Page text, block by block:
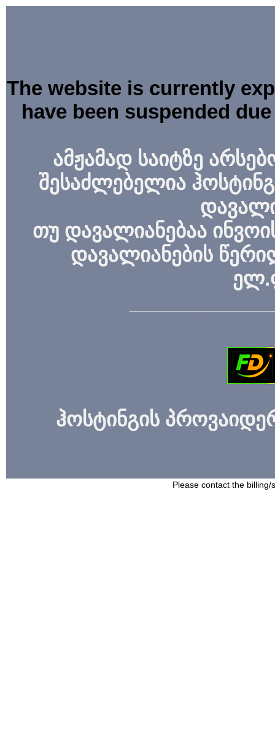
The website is currently
have been suspended
ამჟამად საიტზე
შესაძლებელია
თუ დავალიანებაა
დავალიანების
ჰოსტინგის
Please contact the